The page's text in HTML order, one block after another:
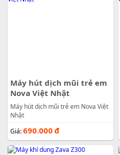
Máy hút dịch mũi trẻ em
Nova Việt Nhật
Máy hút dịch mũi trẻ em Nova Việt
Nhật
Giá:690.000 đ